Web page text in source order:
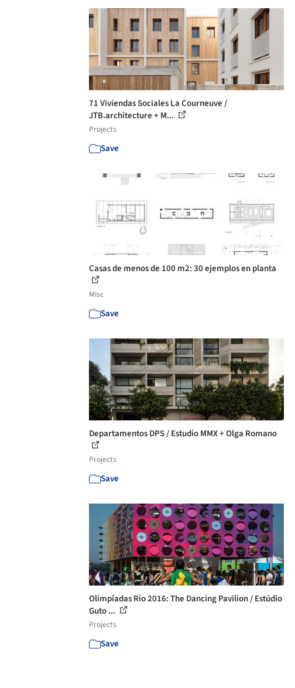
71 Viviendas Sociales La Courneuve /
JTB.architecture + M...
Projects
Save
Casas de menos de 100 m2: 30 ejemplos en planta
Misc
Save
Departamentos DPS / Estudio MMX + Olga Romano
Projects
Save
Olimpíadas Rio 2016: The Dancing Pavilion / Estúdio
Guto ...
Projects
Save